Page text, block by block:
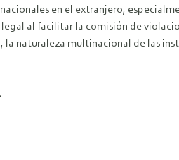
en el extranjero,
al facilitar la comisión de
la naturaleza multinacional de las